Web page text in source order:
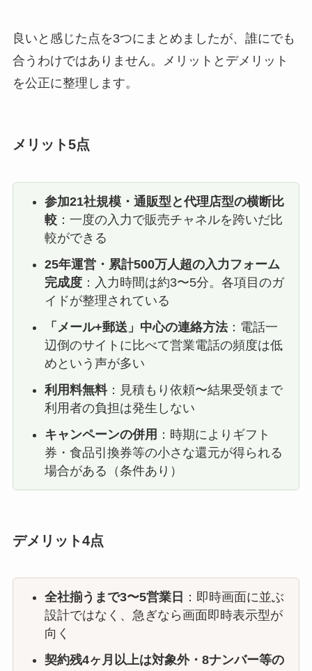
良いと感じた点を3つにまとめましたが、誰にでも
合うわけではありません。メリットとデメリット
を公正に整理します。
メリット5点
参加21社規模・通販型と代理店型の横断比
較：一度の入力で販売チャネルを跨いだ比
較ができる
25年運営・累計500万人超の入力フォーム
完成度：入力時間は約3〜5分。各項目のガ
イドが整理されている
「メール+郵送」中心の連絡方法：電話一
辺倒のサイトに比べて営業電話の頻度は低
めという声が多い
利用料無料：見積もり依頼〜結果受領まで
利用者の負担は発生しない
キャンペーンの併用 ：時期によりギフト
券・食品引換券等の小さな還元が得られる
場合がある（条件あり）
デメリット4点
全社揃うまで3〜5営業日 ：即時画面に並ぶ
設計ではなく、急ぎなら画面即時表示型が
向く
契約残4ヶ月以上は対象外・8ナンバー等の